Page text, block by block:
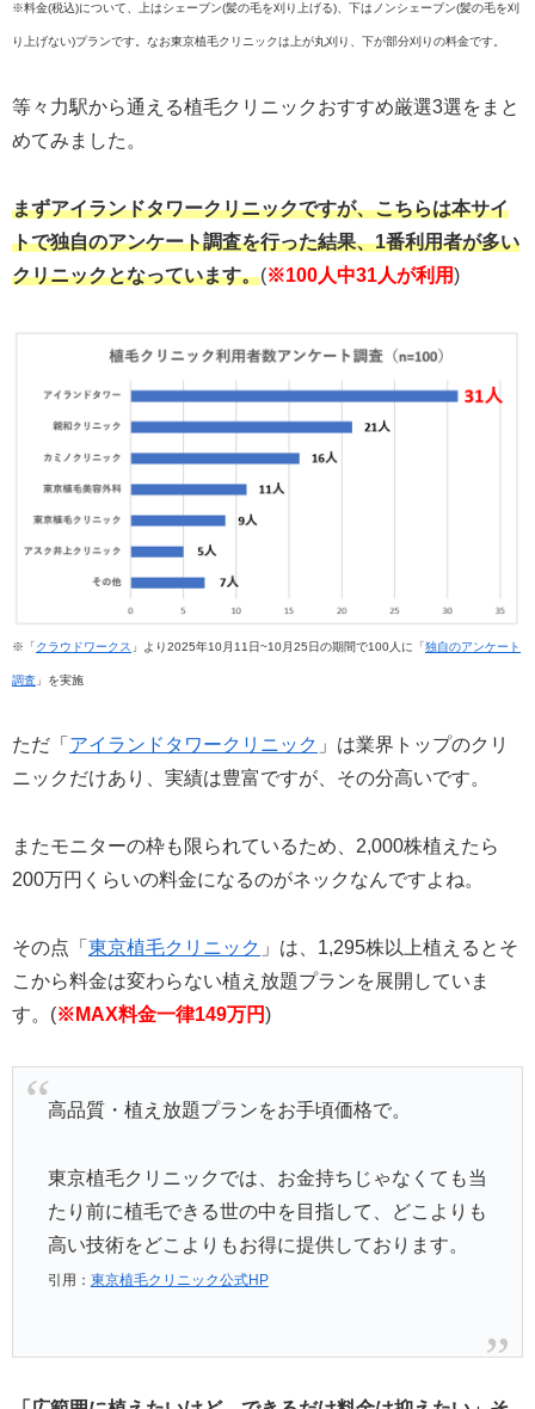
※料金(税込)について、上はシェーブン(髪の毛を刈り上げる)、下はノンシェーブン(髪の毛を刈
り上げない)プランです。なお東京植毛クリニックは上が丸刈り、下が部分刈りの料金です。
等々力駅から通える植毛クリニックおすすめ厳選3選をまと
めてみました。
まずアイランドタワークリニックですが、こちらは本サイ
トで独自のアンケート調査を行った結果、1番利用者が多い
クリニックとなっています。(※100人中31人が利用)
※「クラウドワークス 」より2025年10月11日~10月25日の期間で100人に「独自のアンケート
調査 」を実施
ただ「 アイランドタワークリニック 」は業界トップのクリ
ニックだけあり、実績は豊富ですが、その分高いです。
またモニターの枠も限られているため、2,000株植えたら
200万円くらいの料金になるのがネックなんですよね。
その点「 東京植毛クリニック 」は、1,295株以上植えるとそ
こから料金は変わらない植え放題プランを展開していま
す。(※MAX料金一律149万円)
高品質・植え放題プランをお手頃価格で。
東京植毛クリニックでは、お金持ちじゃなくても当
たり前に植毛できる世の中を目指して、どこよりも
高い技術をどこよりもお得に提供しております。
引用： 東京植毛クリニック公式HP